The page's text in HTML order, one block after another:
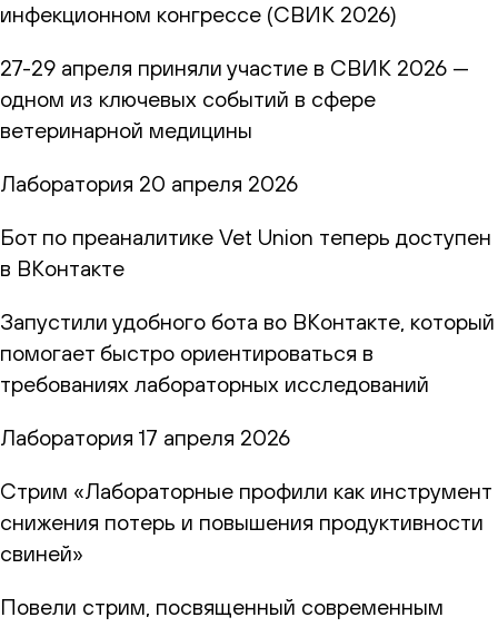
инфекционном конгрессе (СВИК 2026)
27-29 апреля приняли участие в СВИК 2026 —
одном из ключевых событий в сфере
ветеринарной медицины
Лаборатория 20 апреля 2026
Бот по преаналитике Vet Union теперь доступен
в ВКонтакте
Запустили удобного бота во ВКонтакте, который
помогает быстро ориентироваться в
требованиях лабораторных исследований
Лаборатория 17 апреля 2026
Стрим «Лабораторные профили как инструмент
снижения потерь и повышения продуктивности
свиней»
Повели стрим, посвященный современным